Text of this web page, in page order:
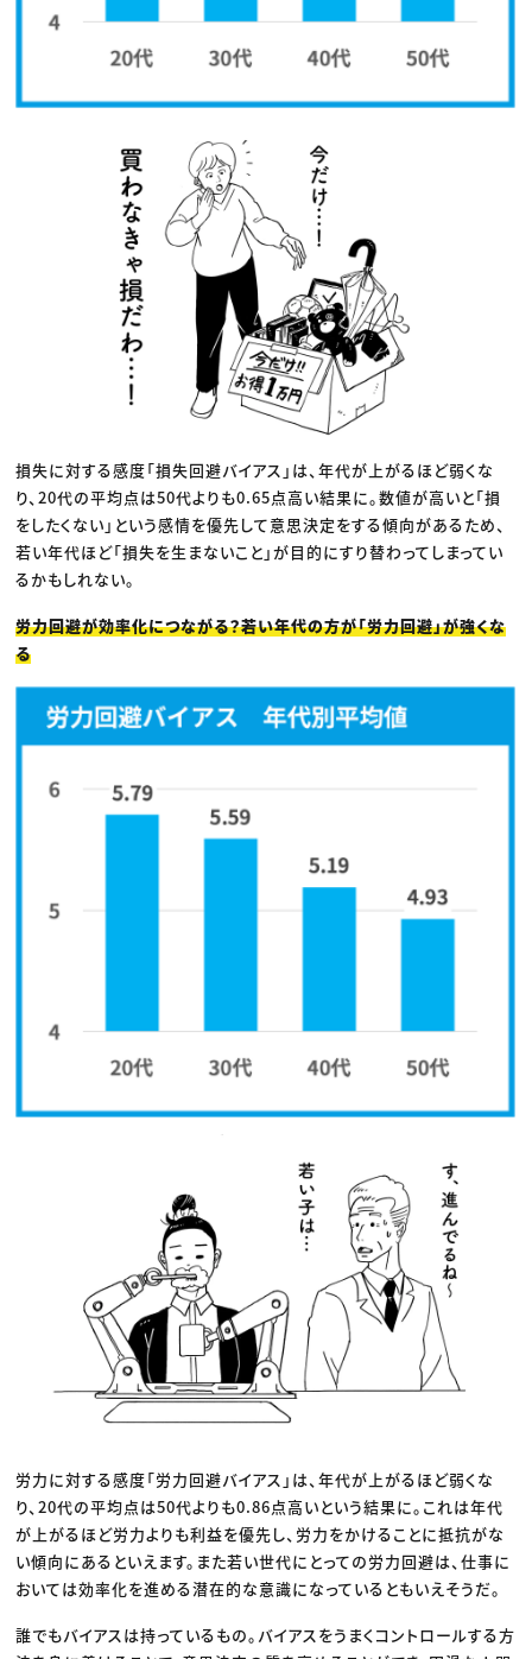
損失に対する感度「損失回避バイアス」は、年代が上がるほど弱くな
り、20代の平均点は50代よりも0.65点高い結果に。数値が高いと「損
をしたくない」という感情を優先して意思決定をする傾向があるため、
若い年代ほど「損失を生まないこと」が目的にすり替わってしまってい
るかもしれない。
労力回避が効率化につながる？若い年代の方が「労力回避」が強くな
る
労力に対する感度「労力回避バイアス」は、年代が上がるほど弱くな
り、20代の平均点は50代よりも0.86点高いという結果に。これは年代
が上がるほど労力よりも利益を優先し、労力をかけることに抵抗がな
い傾向にあるといえます。また若い世代にとっての労力回避は、仕事に
おいては効率化を進める潜在的な意識になっているともいえそうだ。
誰でもバイアスは持っているもの。バイアスをうまくコントロールする方